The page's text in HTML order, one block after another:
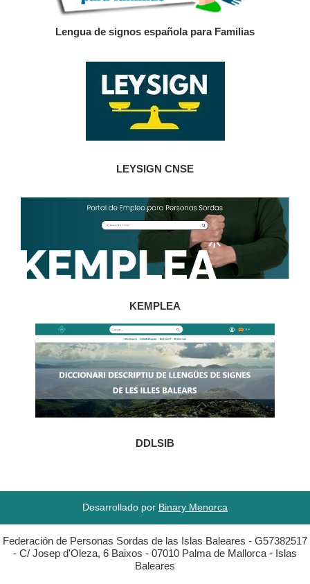
Lengua de signos española para Familias
LEYSIGN CNSE
KEMPLEA
DDLSIB
Desarrollado por Binary Menorca
Federación de Personas Sordas de las Islas Baleares - G57382517
- C/ Josep d'Oleza, 6 Baixos - 07010 Palma de Mallorca - Islas
Baleares